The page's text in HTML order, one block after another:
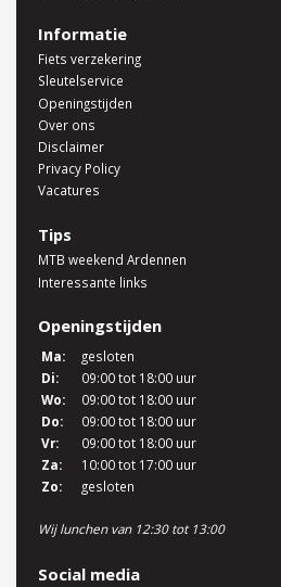
Informatie
Fiets verzekering
Sleutelservice
Openingstijden
Over ons
Disclaimer
Privacy Policy
Vacatures
Tips
MTB weekend Ardennen
Interessante links
Openingstijden
Ma:
gesloten
Di:
09:00 tot 18:00 uur
Wo:
09:00 tot 18:00 uur
Do:
09:00 tot 18:00 uur
Vr:
09:00 tot 18:00 uur
Za:
10:00 tot 17:00 uur
Zo:
gesloten
Wij lunchen van 12:30 tot 13:00
Social media